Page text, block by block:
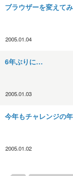
ブラウザーを変えて
2005.01.04
6年ぶりに…
2005.01.03
今年もチャレンジの年
2005.01.02